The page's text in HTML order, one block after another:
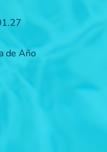
de Año